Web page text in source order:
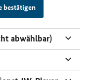
bestätigen
abwählbar)